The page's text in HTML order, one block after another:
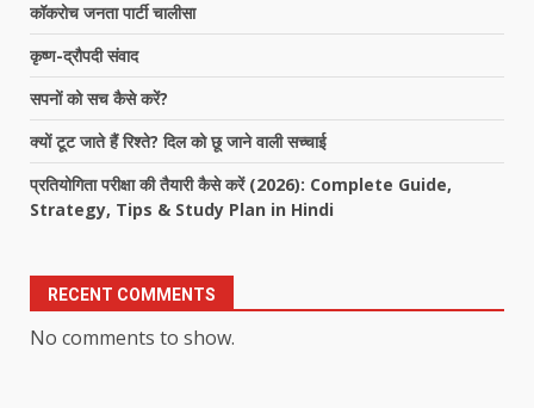
कॉकरोच जनता पार्टी चालीसा
कृष्ण-द्रौपदी संवाद
सपनों को सच कैसे करें?
क्यों टूट जाते हैं रिश्ते? दिल को छू जाने वाली सच्चाई
प्रतियोगिता परीक्षा की तैयारी कैसे करें (2026): Complete Guide,
Strategy, Tips & Study Plan in Hindi
RECENT COMMENTS
No comments to show.